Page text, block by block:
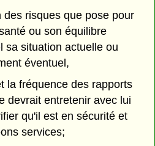
des risques que pose pour
ou son équilibre
sa situation actuelle ou
éventuel,
la fréquence des rapports
devrait entretenir avec lui
qu'il est en sécurité et
services;